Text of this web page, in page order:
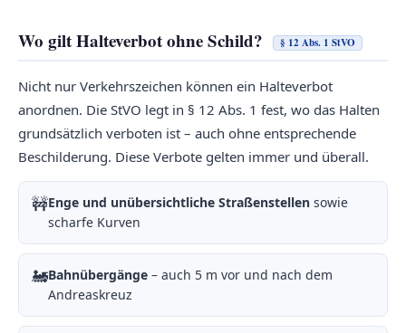
Wo gilt Halteverbot ohne Schild? § 12 Abs. 1 StVO
Nicht nur Verkehrszeichen können ein Halteverbot
anordnen. Die StVO legt in § 12 Abs. 1 fest, wo das Halten
grundsätzlich verboten ist – auch ohne entsprechende
Beschilderung. Diese Verbote gelten immer und überall.
🚧Enge und unübersichtliche Straßenstellen sowie
scharfe Kurven
🚂Bahnübergänge – auch 5 m vor und nach dem
Andreaskreuz